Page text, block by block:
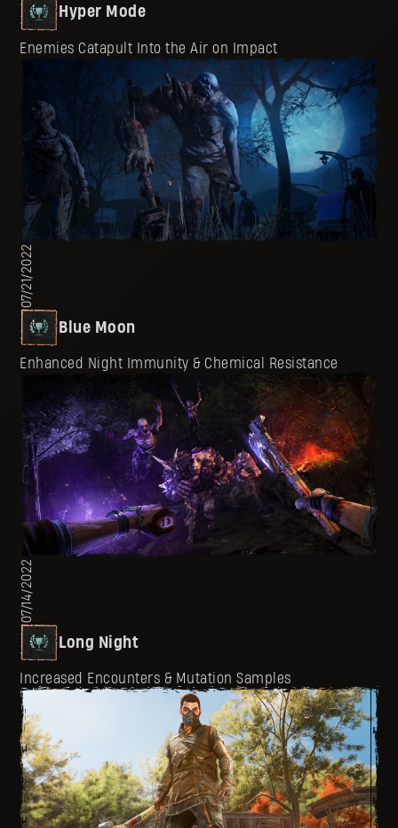
Hyper Mode
Enemies Catapult Into the Air on Impact
07/21/2022
Blue Moon
Enhanced Night Immunity & Chemical Resistance
07/14/2022
Long Night
Increased Encounters & Mutation Samples